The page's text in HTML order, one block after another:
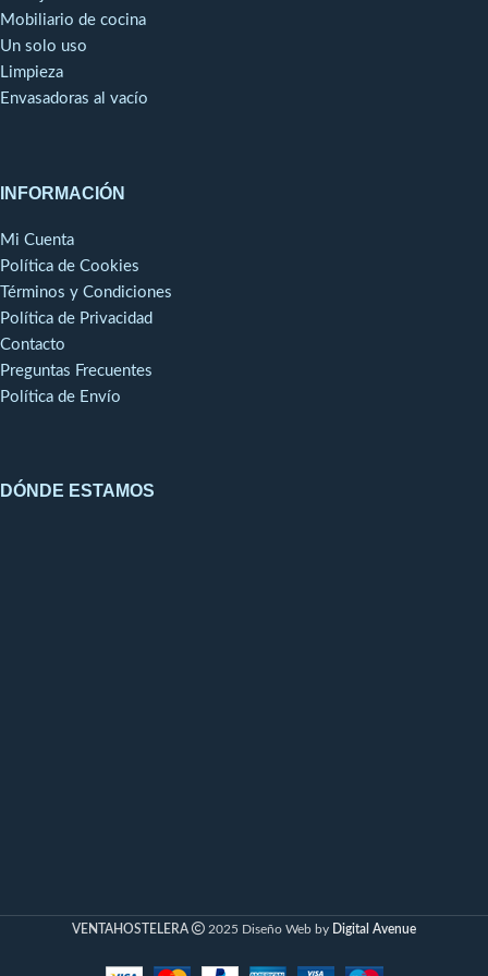
Mobiliario de cocina
Un solo uso
Limpieza
Envasadoras al vacío
INFORMACIÓN
Mi Cuenta
Política de Cookies
Términos y Condiciones
Política de Privacidad
Contacto
Preguntas Frecuentes
Política de Envío
DÓNDE ESTAMOS
VENTAHOSTELERA 2025 Diseño Web by Digital Avenue